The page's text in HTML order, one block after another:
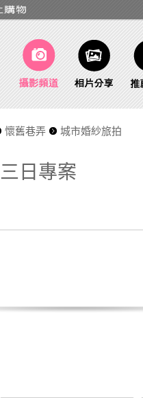
懷舊巷弄 城市婚紗旅拍
三日專案